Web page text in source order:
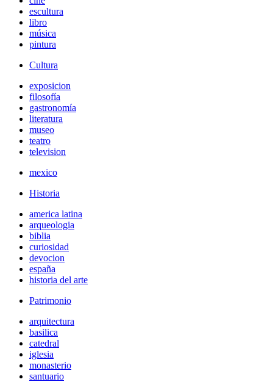
escultura
libro
música
pintura
Cultura
exposicion
filosofía
gastronomía
literatura
museo
teatro
television
mexico
Historia
america latina
arqueologia
biblia
curiosidad
devocion
españa
historia del arte
Patrimonio
arquitectura
basilica
catedral
iglesia
monasterio
santuario